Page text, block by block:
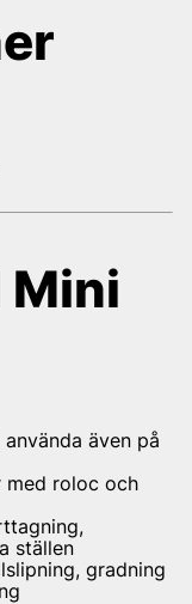
Mini
även på
med roloc och
ställen
gradning